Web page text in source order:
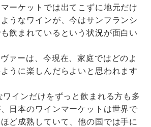
ーケットでは出てこずに地元だけ
うなワインが、今はサンフランシ
飲まれているという状況が面白い
ァーは、今現在、家庭ではどのよ
うに楽しんだらよいと思われます
ワインだけをずっと飲まれる方も多
日本のワインマーケットは世界で
ど成熟していて、他の国では手に